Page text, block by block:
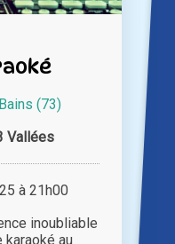
(73)
Vallées
à 21h00
inoubliable
au